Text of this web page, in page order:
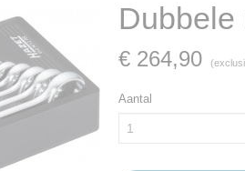
Dubbele
€ 264,90
Aantal